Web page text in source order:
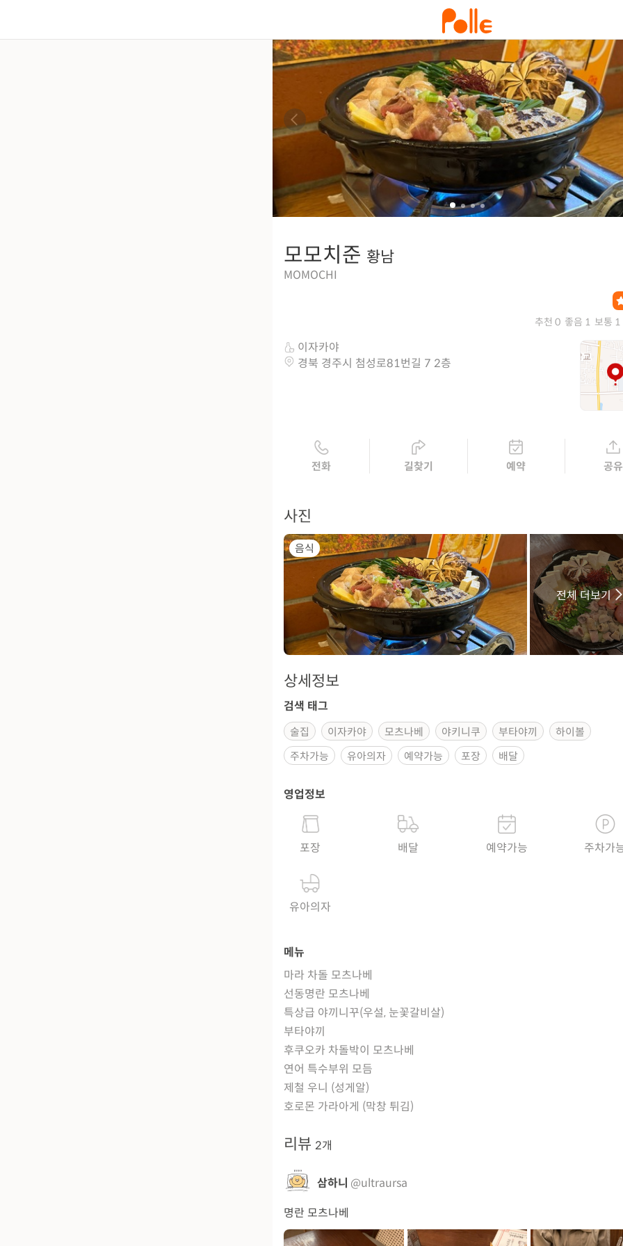
모모치준 황남
MOMOCHI
추천 0 좋음 1 보통 1
이자카야
경북 경주시 첨성로81번길 7 2층
전화 길찾기 예약 공유
사진
음식
전체 더보기
상세정보
검색 태그
술집 이자카야 모츠나베 야키니쿠 부타야끼
하이볼
주차가능
유아의자 예약가능 포장 배달
영업정보
포장 배달 예약가능 주차가
유아의자
메뉴
마라 차돌 모츠나베
선동명란 모츠나베
특상급 야끼니꾸(우설, 눈꽃갈비살)
부타야끼
후쿠오카 차돌박이 모츠나베
연어 특수부위 모듬
제철 우니 (성게알)
호로몬 가라아게 (막창 튀김)
리뷰 2개
삼하니 @ultraursa
명란 모츠나베